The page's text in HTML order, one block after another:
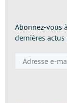
Abonnez-vous
dernières